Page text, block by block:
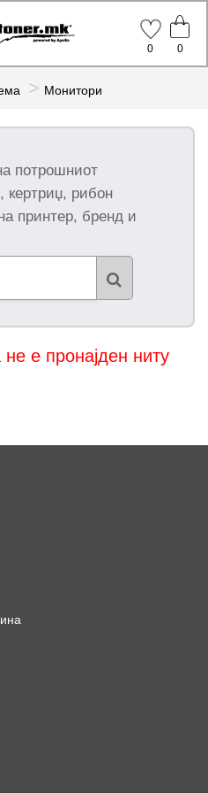
0
0
Монитори
потрошниот
кертриџ, рибон
принтер, бренд и
не е пронајден ниту